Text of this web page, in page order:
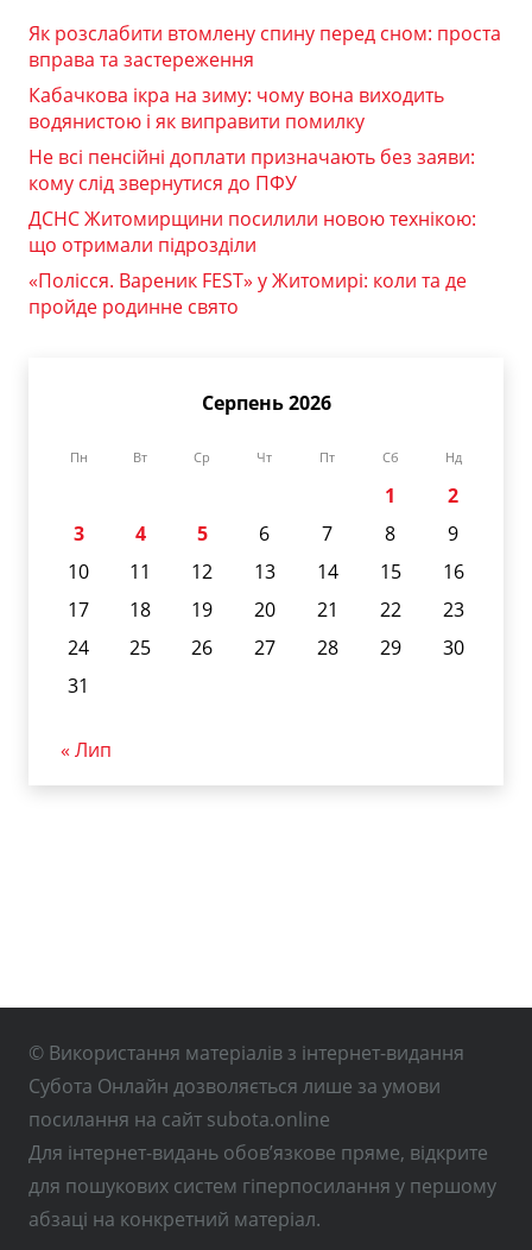
Як розслабити втомлену спину перед сном: проста
вправа та застереження
Кабачкова ікра на зиму: чому вона виходить
водянистою і як виправити помилку
Не всі пенсійні доплати призначають без заяви:
кому слід звернутися до ПФУ
ДСНС Житомирщини посилили новою технікою:
що отримали підрозділи
«Полісся. Вареник FEST» у Житомирі: коли та де
пройде родинне свято
Серпень 2026
Пн Вт Ср Чт Пт Сб Нд
1
2
3
4 5 6 7 8
9
10
11 12 13 14 15
16
17
18 19 20 21 22
23
24
25 26 27 28 29
30
31
« Лип
© Використання матеріалів з інтернет-видання
Субота Онлайн дозволяється лише за умови
посилання на сайт subota.online
Для інтернет-видань обов’язкове пряме, відкрите
для пошукових систем гіперпосилання у першому
абзаці на конкретний матеріал.